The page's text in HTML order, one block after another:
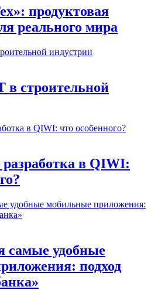
продуктовая
реального мира
в строительной
в QIWI:
самые удобные
подход